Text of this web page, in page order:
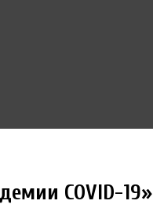
COVID-19»